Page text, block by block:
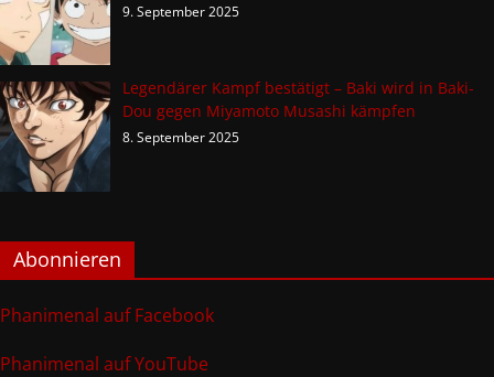
9. September 2025
Legendärer Kampf bestätigt – Baki wird in Baki-
Dou gegen Miyamoto Musashi kämpfen
8. September 2025
Abonnieren
Phanimenal auf Facebook
Phanimenal auf YouTube